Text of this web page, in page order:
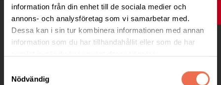
information från din enhet till de sociala medier och
annons- och analysföretag som vi samarbetar med.
Dessa kan i sin tur kombinera informationen med annan
information som du har tillhandahållit eller som de har
Nödvändig